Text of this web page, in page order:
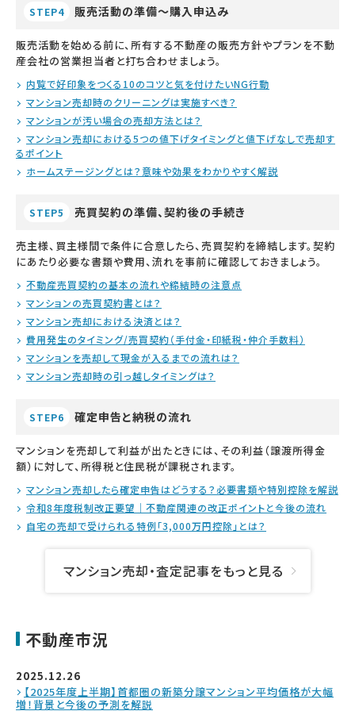
STEP4 販売活動の準備～購入申込み
販売活動を始める前に、所有する不動産の販売方針やプランを不動
産会社の営業担当者と打ち合わせましょう。
内覧で好印象をつくる10のコツと気を付けたいNG行動
マンション売却時のクリーニングは実施すべき？
マンションが汚い場合の売却方法とは？
マンション売却における5つの値下げタイミングと値下げなしで売却す
るポイント
ホームステージングとは？意味や効果をわかりやすく解説
STEP5 売買契約の準備、契約後の手続き
売主様、買主様間で条件に合意したら、売買契約を締結します。契約
にあたり必要な書類や費用、流れを事前に確認しておきましょう。
不動産売買契約の基本の流れや締結時の注意点
マンションの売買契約書とは？
マンション売却における決済とは？
費用発生のタイミング/売買契約（手付金・印紙税・仲介手数料）
マンションを売却して現金が入るまでの流れは？
マンション売却時の引っ越しタイミングは？
STEP6 確定申告と納税の流れ
マンションを売却して利益が出たときには、その利益（譲渡所得金
額）に対して、所得税と住民税が課税されます。
マンション売却したら確定申告はどうする？必要書類や特別控除を解説
令和8年度税制改正要望｜不動産関連の改正ポイントと今後の流れ
自宅の売却で受けられる特例「3,000万円控除」とは？
マンション売却・査定記事をもっと見る
不動産市況
2025.12.26
【2025年度上半期】首都圏の新築分譲マンション平均価格が大幅
増！背景と今後の予測を解説